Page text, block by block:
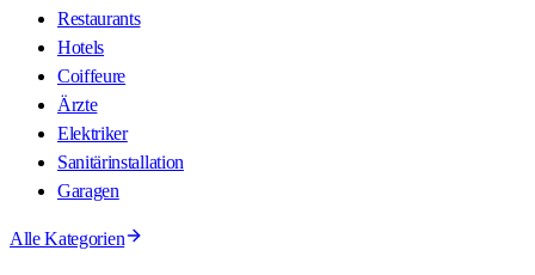
Restaurants
Hotels
Coiffeure
Ärzte
Elektriker
Sanitärinstallation
Garagen
Alle Kategorien